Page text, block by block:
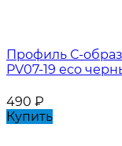
Профиль С-
PV07-19 eco
490 ₽
Купить